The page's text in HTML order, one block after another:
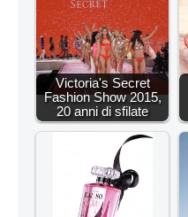
Victoria's Secret
Fashion Show 2015,
20 anni di sfilate